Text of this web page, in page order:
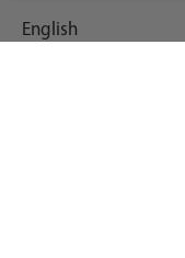
English